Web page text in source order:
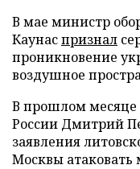
В мае министр
Каунаспризнал
проникновение
воздушное
В прошлом месяце
России Дмитрий
заявления
Москвы атаковать